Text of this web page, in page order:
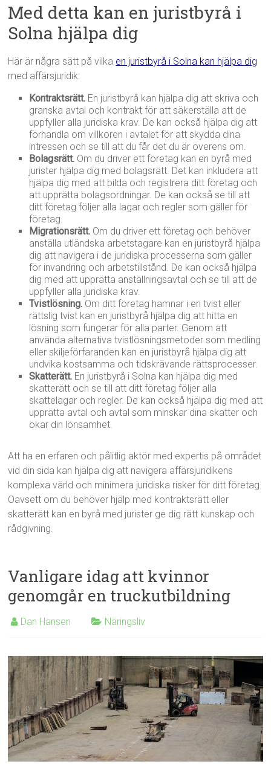
Med detta kan en juristbyrå i
Solna hjälpa dig
Här är några sätt på vilka en juristbyrå i Solna kan hjälpa dig
med affärsjuridik:
Kontraktsrätt. En juristbyrå kan hjälpa dig att skriva och
granska avtal och kontrakt för att säkerställa att de
uppfyller alla juridiska krav. De kan också hjälpa dig att
förhandla om villkoren i avtalet för att skydda dina
intressen och se till att du får det du är överens om.
Bolagsrätt. Om du driver ett företag kan en byrå med
jurister hjälpa dig med bolagsrätt. Det kan inkludera att
hjälpa dig med att bilda och registrera ditt företag och
att upprätta bolagsordningar. De kan också se till att
ditt företag följer alla lagar och regler som gäller för
företag.
Migrationsrätt. Om du driver ett företag och behöver
anställa utländska arbetstagare kan en juristbyrå hjälpa
dig att navigera i de juridiska processerna som gäller
för invandring och arbetstillstånd. De kan också hjälpa
dig med att upprätta anställningsavtal och se till att de
uppfyller alla juridiska krav.
Tvistlösning. Om ditt företag hamnar i en tvist eller
rättslig tvist kan en juristbyrå hjälpa dig att hitta en
lösning som fungerar för alla parter. Genom att
använda alternativa tvistlösningsmetoder som medling
eller skiljeförfaranden kan en juristbyrå hjälpa dig att
undvika kostsamma och tidskrävande rättsprocesser.
Skatterätt. En juristbyrå i Solna kan hjälpa dig med
skatterätt och se till att ditt företag följer alla
skattelagar och regler. De kan också hjälpa dig med att
upprätta avtal och avtal som minskar dina skatter och
ökar din lönsamhet.
Att ha en erfaren och pålitlig aktör med expertis på området
vid din sida kan hjälpa dig att navigera affärsjuridikens
komplexa värld och minimera juridiska risker för ditt företag.
Oavsett om du behöver hjälp med kontraktsrätt eller
skatterätt kan en byrå med jurister ge dig rätt kunskap och
rådgivning.
Vanligare idag att kvinnor
genomgår en truckutbildning
Dan Hansen Näringsliv